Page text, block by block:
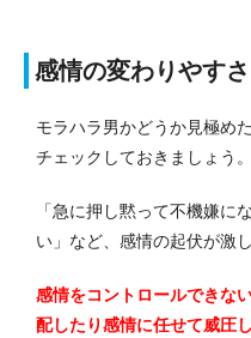
感情の変わりやす
モラハラ男かどうか見極め
チェックしておきましょう。
「急に押し黙って不機嫌に
い」など、感情の起伏が激
感情をコントロールできな
配したり感情に任せて威圧